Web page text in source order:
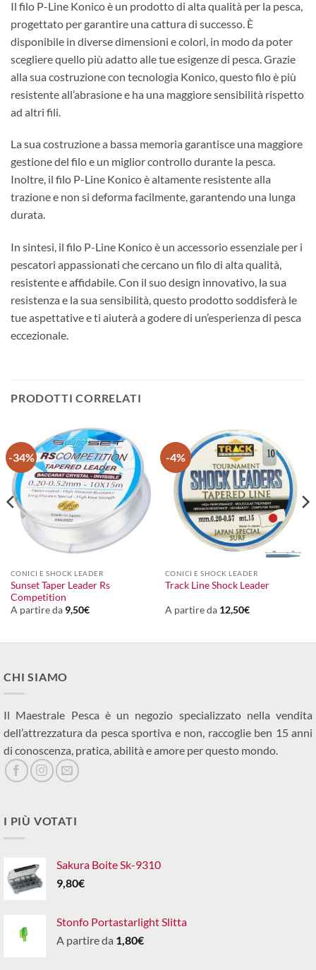
Il filo P-Line Konico è un prodotto di alta qualità per la pesca,
progettato per garantire una cattura di successo. È
disponibile in diverse dimensioni e colori, in modo da poter
scegliere quello più adatto alle tue esigenze di pesca. Grazie
alla sua costruzione con tecnologia Konico, questo filo è più
resistente all’abrasione e ha una maggiore sensibilità rispetto
ad altri fili.
La sua costruzione a bassa memoria garantisce una maggiore
gestione del filo e un miglior controllo durante la pesca.
Inoltre, il filo P-Line Konico è altamente resistente alla
trazione e non si deforma facilmente, garantendo una lunga
durata.
In sintesi, il filo P-Line Konico è un accessorio essenziale per i
pescatori appassionati che cercano un filo di alta qualità,
resistente e affidabile. Con il suo design innovativo, la sua
resistenza e la sua sensibilità, questo prodotto soddisferà le
tue aspettative e ti aiuterà a godere di un’esperienza di pesca
eccezionale.
PRODOTTI CORRELATI
-34%
CONICI E SHOCK LEADER
Sunset Taper Leader Rs
Competition
A partire da 9,50€
-4%
CONICI E SHOCK LEADER
Track Line Shock Leader
A partire da 12,50€
CHI SIAMO
Il Maestrale Pesca è un negozio specializzato nella vendita
dell’attrezzatura da pesca sportiva e non, raccoglie ben 15 anni
di conoscenza, pratica, abilità e amore per questo mondo.
I PIÙ VOTATI
Sakura Boite Sk-9310
9,80€
Stonfo Portastarlight Slitta
A partire da 1,80€